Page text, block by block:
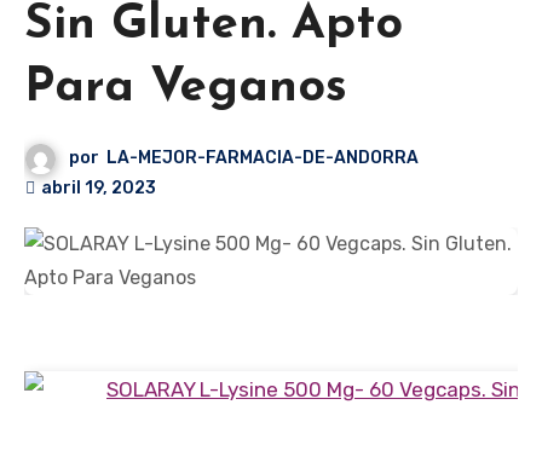
Sin Gluten. Apto
Para Veganos
por LA-MEJOR-FARMACIA-DE-ANDORRA
abril 19, 2023